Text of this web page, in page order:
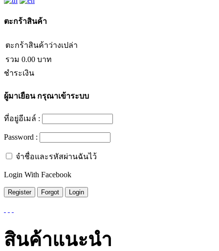
ตะกร้าสินค้า
ตะกร้าสินค้าว่างเปล่า
รวม 0.00 บาท
ชำระเงิน
ผู้มาเยือนกรุณาเข้าระบบ
ที่อยู่อีเมล์ :
Password :
จำชื่อและรหัสผ่านฉันไว้
Login With Facebook
สินค้าแนะนำ